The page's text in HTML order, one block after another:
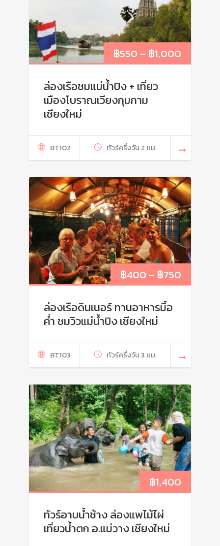
฿550 – ฿1,000
ล่องเรือชมแม่น้ำปิง + เที่ยว
เมืองโบราณเวียงกุมกาม
เชียงใหม่
BT102 ทัวร์ครึ่งวัน 2 ชม.
฿400 – ฿750
ล่องเรือดินเนอร์ ทานอาหารมื้อ
ค่ำ ชมวิวแม่น้ำปิง เชียงใหม่
BT103 ทัวร์ครึ่งวัน 3 ชม.
฿1,400
ทัวร์อาบน้ำช้าง ล่องแพไม้ไผ่
เที่ยวน้ำตก อ.แม่วาง เชียงใหม่